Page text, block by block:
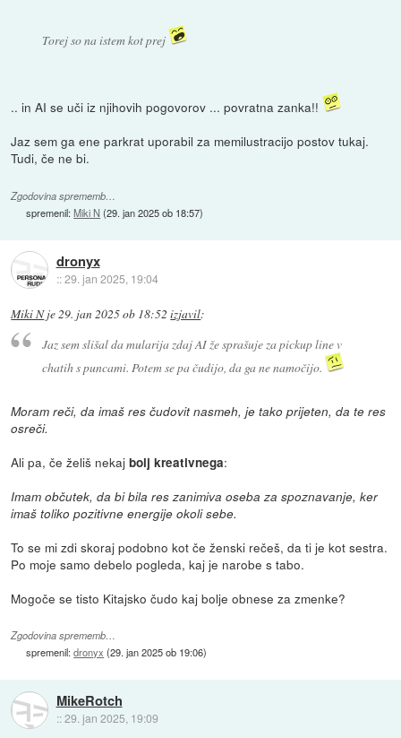
Torej so na istem kot prej
.. in AI se uči iz njihovih pogovorov ... povratna zanka!!
Jaz sem ga ene parkrat uporabil za memilustracijo postov tukaj.
Tudi, če ne bi.
Zgodovina sprememb…
spremenil:Miki N (29. jan 2025 ob 18:57)
dronyx
::29. jan 2025, 19:04
Miki Nje29. jan 2025 ob 18:52 izjavil:
Jaz sem slišal da mularija zdaj AI že sprašuje za pickup line v
chatih s puncami. Potem se pa čudijo, da ga ne namočijo.
Moram reči, da imaš res čudovit nasmeh, je tako prijeten, da te res
osreči.
Ali pa, če želiš nekajbolj kreativnega:
Imam občutek, da bi bila res zanimiva oseba za spoznavanje, ker
imaš toliko pozitivne energije okoli sebe.
To se mi zdi skoraj podobno kot če ženski rečeš, da ti je kot sestra.
Po moje samo debelo pogleda, kaj je narobe s tabo.
Mogoče se tisto Kitajsko čudo kaj bolje obnese za zmenke?
Zgodovina sprememb…
spremenil:dronyx (29. jan 2025 ob 19:06)
MikeRotch
::29. jan 2025, 19:09